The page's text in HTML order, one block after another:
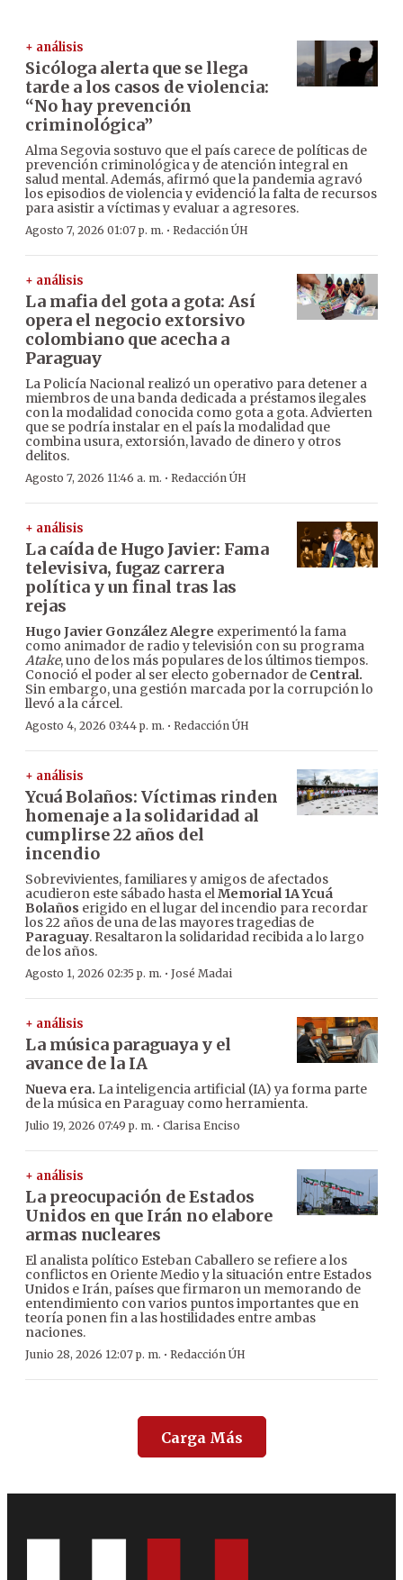
+ análisis
Sicóloga alerta que se llega
tarde a los casos de violencia:
“No hay prevención
criminológica”
Alma Segovia sostuvo que el país carece de políticas de
prevención criminológica y de atención integral en
salud mental. Además, afirmó que la pandemia agravó
los episodios de violencia y evidenció la falta de recursos
para asistir a víctimas y evaluar a agresores.
Agosto 7, 2026 01:07 p. m. · Redacción ÚH
+ análisis
La mafia del gota a gota: Así
opera el negocio extorsivo
colombiano que acecha a
Paraguay
La Policía Nacional realizó un operativo para detener a
miembros de una banda dedicada a préstamos ilegales
con la modalidad conocida como gota a gota. Advierten
que se podría instalar en el país la modalidad que
combina usura, extorsión, lavado de dinero y otros
delitos.
Agosto 7, 2026 11:46 a. m. · Redacción ÚH
+ análisis
La caída de Hugo Javier: Fama
televisiva, fugaz carrera
política y un final tras las
rejas
Hugo Javier González Alegre experimentó la fama
como animador de radio y televisión con su programa
Atake, uno de los más populares de los últimos tiempos.
Conoció el poder al ser electo gobernador de Central.
Sin embargo, una gestión marcada por la corrupción lo
llevó a la cárcel.
Agosto 4, 2026 03:44 p. m. · Redacción ÚH
+ análisis
Ycuá Bolaños: Víctimas rinden
homenaje a la solidaridad al
cumplirse 22 años del
incendio
Sobrevivientes, familiares y amigos de afectados
acudieron este sábado hasta elMemorial 1A Ycuá
Bolaños erigido en el lugar del incendio para recordar
los 22 años de una de las mayores tragedias de
Paraguay. Resaltaron la solidaridad recibida a lo largo
de los años.
Agosto 1, 2026 02:35 p. m. · José Madai
+ análisis
La música paraguaya y el
avance de la IA
Nueva era. La inteligencia artificial (IA) ya forma parte
de la música en Paraguay como herramienta.
Julio 19, 2026 07:49 p. m. · Clarisa Enciso
+ análisis
La preocupación de Estados
Unidos en que Irán no elabore
armas nucleares
El analista político Esteban Caballero se refiere a los
conflictos en Oriente Medio y la situación entre Estados
Unidos e Irán, países que firmaron un memorando de
entendimiento con varios puntos importantes que en
teoría ponen fin a las hostilidades entre ambas
naciones.
Junio 28, 2026 12:07 p. m. · Redacción ÚH
Carga Más